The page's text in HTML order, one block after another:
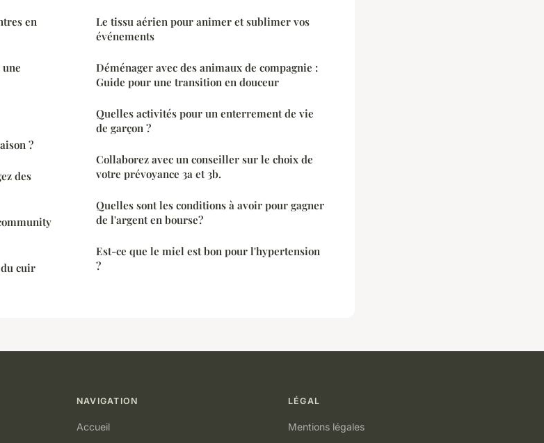
en
?
des
du cuir
Le tissu aérien pour animer et sublimer vos
événements
Déménager avec des animaux de compagnie :
Guide pour une transition en douceur
Quelles activités pour un enterrement de vie
de garçon ?
Collaborez avec un conseiller sur le choix de
votre prévoyance 3a et 3b.
Quelles sont les conditions à avoir pour gagner
de l'argent en bourse?
Est-ce que le miel est bon pour l'hypertension
?
NAVIGATION
Accueil
LÉGAL
Mentions légales